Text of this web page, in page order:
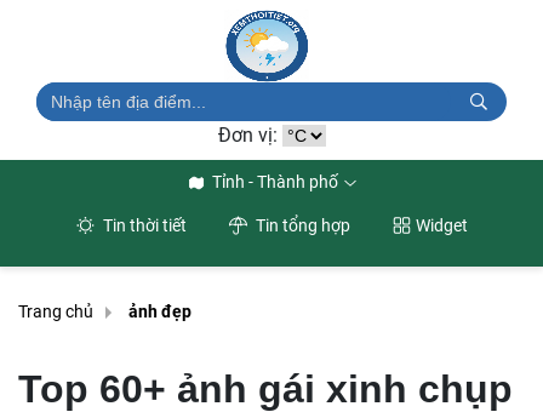
Đơn vị:
Tỉnh - Thành phố
Tin thời tiết Tin tổng hợp Widget
Trang chủ ảnh đẹp
Top 60+ ảnh gái xinh chụp